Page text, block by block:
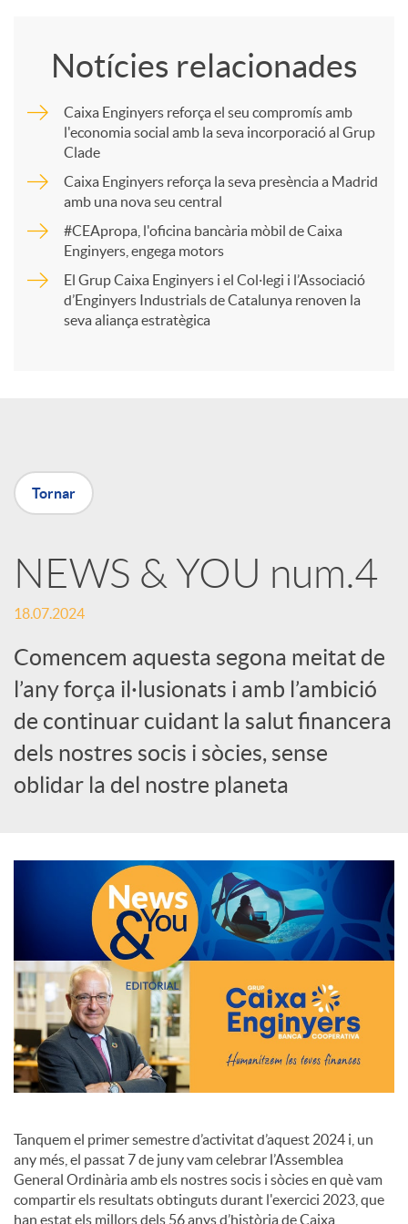
m
r
a
X
a
r
x
e
s
S
o
c
i
a
l
Notícies relacionades
Caixa Enginyers reforça el seu compromís amb
l'economia social amb la seva incorporació al Grup
Clade
Caixa Enginyers reforça la seva presència a Madrid
amb una nova seu central
#CEApropa, l'oficina bancària mòbil de Caixa
Enginyers, engega motors
El Grup Caixa Enginyers i el Col·legi i l’Associació
d’Enginyers Industrials de Catalunya renoven la
seva aliança estratègica
Tornar
NEWS & YOU num.4
18.07.2024
Comencem aquesta segona meitat de
l’any força il·lusionats i amb l’ambició
de continuar cuidant la salut financera
dels nostres socis i sòcies, sense
oblidar la del nostre planeta
Tanquem el primer semestre d’activitat d’aquest 2024 i, un
any més, el passat 7 de juny vam celebrar l’Assemblea
General Ordinària amb els nostres socis i sòcies en què vam
compartir els resultats obtinguts durant l'exercici 2023, que
han estat els millors dels 56 anys d’història de Caixa